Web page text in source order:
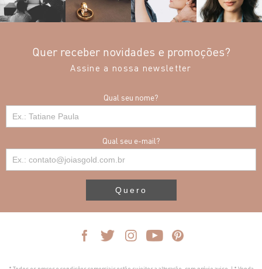
Quer receber novidades e promoções?
Assine a nossa newsletter
Qual seu nome?
Qual seu e-mail?
Quero